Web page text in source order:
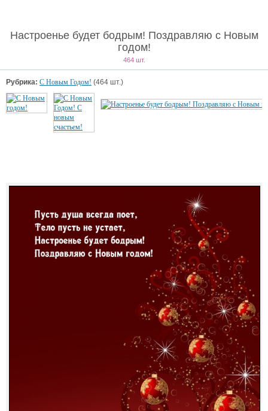
Настроенье будет бодрым! Поздравляю с Новым
годом!
464 шт.
Рубрика: С Новым Годом! (464 шт.)